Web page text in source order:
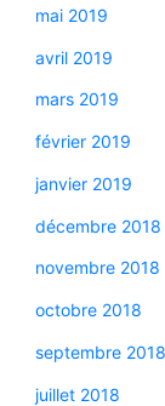
mai 2019
avril 2019
mars 2019
février 2019
janvier 2019
décembre 2018
novembre 2018
octobre 2018
septembre 2018
juillet 2018